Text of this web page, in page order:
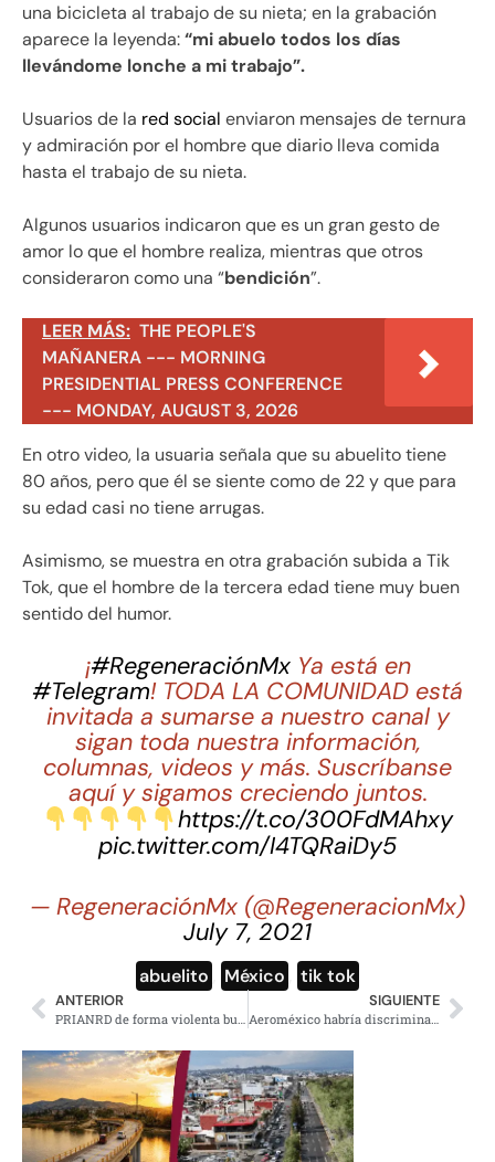
una bicicleta al trabajo de su nieta; en la grabación
aparece la leyenda:“mi abuelo todos los días
llevándome lonche a mi trabajo”.
Usuarios de la red social enviaron mensajes de ternura
y admiración por el hombre que diario lleva comida
hasta el trabajo de su nieta.
Algunos usuarios indicaron que es un gran gesto de
amor lo que el hombre realiza, mientras que otros
consideraron como una “bendición”.
LEER MÁS: THE PEOPLE'S
MAÑANERA --- MORNING
PRESIDENTIAL PRESS CONFERENCE
--- MONDAY, AUGUST 3, 2026
En otro video, la usuaria señala que su abuelito tiene
80 años, pero que él se siente como de 22 y que para
su edad casi no tiene arrugas.
Asimismo, se muestra en otra grabación subida a Tik
Tok, que el hombre de la tercera edad tiene muy buen
sentido del humor.
¡#RegeneraciónMxYa está en
#Telegram! TODA LA COMUNIDAD está
invitada a sumarse a nuestro canal y
sigan toda nuestra información,
columnas, videos y más. Suscríbanse
aquí y sigamos creciendo juntos.
https://t.co/300FdMAhxy
pic.twitter.com/I4TQRaiDy5
— RegeneraciónMx (@RegeneracionMx)
July 7, 2021
abuelito México tik tok
ANTERIOR SIGUIENTE
Aeroméxico habría discriminado a un cineasta mexicano